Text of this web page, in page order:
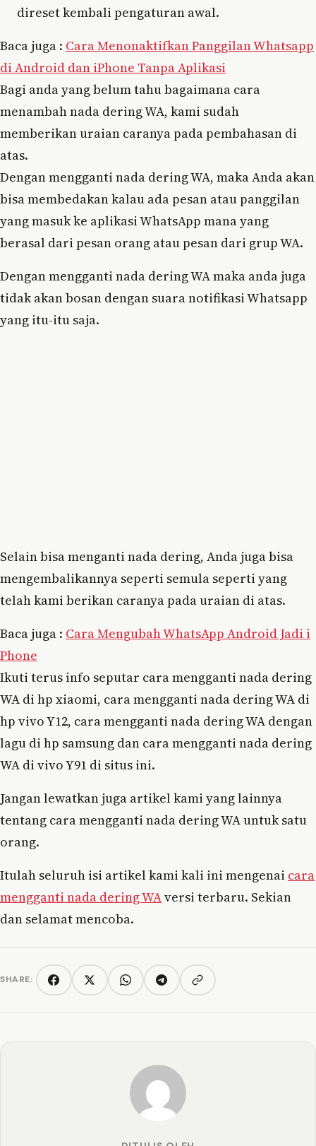
direset kembali pengaturan awal.
Baca juga : Cara Menonaktifkan Panggilan Whatsapp
di Android dan iPhone Tanpa Aplikasi
Bagi anda yang belum tahu bagaimana cara
menambah nada dering WA, kami sudah
memberikan uraian caranya pada pembahasan di
atas.
Dengan mengganti nada dering WA, maka Anda akan
bisa membedakan kalau ada pesan atau panggilan
yang masuk ke aplikasi WhatsApp mana yang
berasal dari pesan orang atau pesan dari grup WA.
Dengan mengganti nada dering WA maka anda juga
tidak akan bosan dengan suara notifikasi Whatsapp
yang itu-itu saja.
Selain bisa menganti nada dering, Anda juga bisa
mengembalikannya seperti semula seperti yang
telah kami berikan caranya pada uraian di atas.
Baca juga : Cara Mengubah WhatsApp Android Jadi i
Phone
Ikuti terus info seputar cara mengganti nada dering
WA di hp xiaomi, cara mengganti nada dering WA di
hp vivo Y12, cara mengganti nada dering WA dengan
lagu di hp samsung dan cara mengganti nada dering
WA di vivo Y91 di situs ini.
Jangan lewatkan juga artikel kami yang lainnya
tentang cara mengganti nada dering WA untuk satu
orang.
Itulah seluruh isi artikel kami kali ini mengenai cara
mengganti nada dering WAversi terbaru. Sekian
dan selamat mencoba.
SHARE: FacebookTwitter/XWhatsAppTelegramCopy link